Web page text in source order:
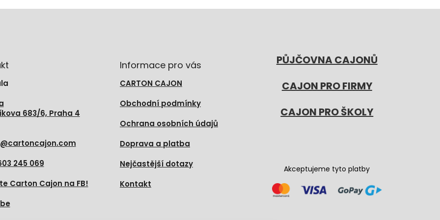
683/6, Praha 4
@cartoncajon.com
245 069
Carton Cajon na FB!
Informace pro vás
CARTON CAJON
Obchodní podmínky
Ochrana osobních údajů
Doprava a platba
Nejčastější dotazy
Kontakt
PŮJČOVNA CAJONŮ
CAJON PRO FIRMY
CAJON PRO ŠKOLY
Akceptujeme tyto platby